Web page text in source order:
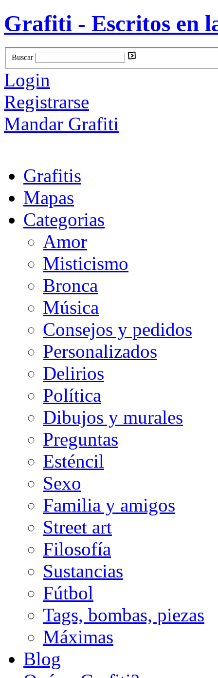
Grafiti - Escritos en
Buscar
Login
Registrarse
Mandar Grafiti
Grafitis
Mapas
Categorias
Amor
Misticismo
Bronca
Música
Consejos y pedidos
Personalizados
Delirios
Política
Dibujos y murales
Preguntas
Esténcil
Sexo
Familia y amigos
Street art
Filosofía
Sustancias
Fútbol
Tags, bombas, piezas
Máximas
Blog